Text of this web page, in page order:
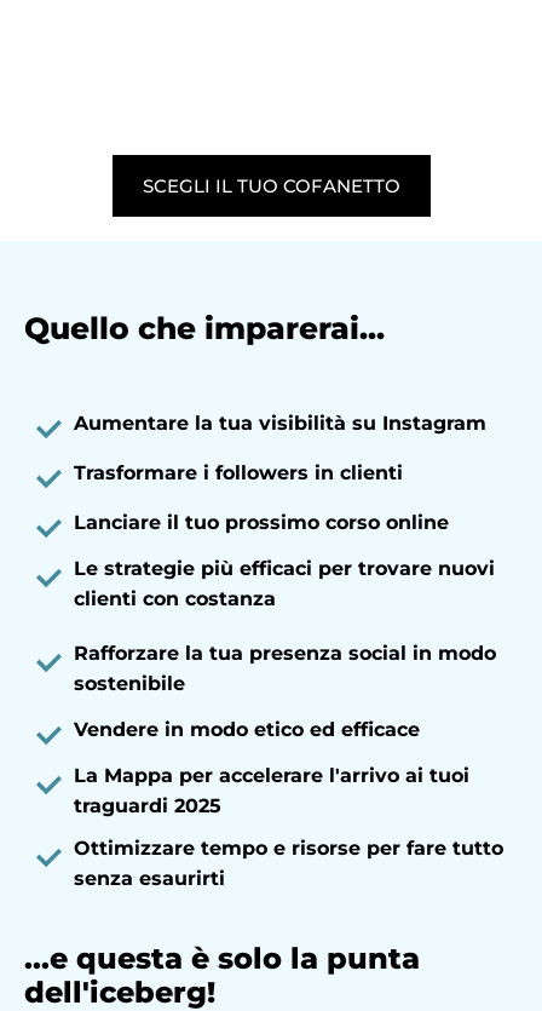
SCEGLI IL TUO COFANETTO
Quello che imparerai...
Aumentare la tua visibilità su Instagram
Trasformare i followers in clienti
Lanciare il tuo prossimo corso online
Le strategie più efficaci per trovare nuovi
clienti con costanza
Rafforzare la tua presenza social in modo
sostenibile
Vendere in modo etico ed efficace
La Mappa per accelerare l'arrivo ai tuoi
traguardi 2025
Ottimizzare tempo e risorse per fare tutto
senza esaurirti
...e questa è solo la punta
dell'iceberg!